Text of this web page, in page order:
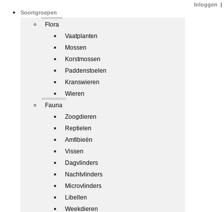
Soortgroepen
Flora
Vaatplanten
Mossen
Korstmossen
Paddenstoelen
Kranswieren
Wieren
Fauna
Zoogdieren
Reptielen
Amfibieën
Vissen
Dagvlinders
Nachtvlinders
Microvlinders
Libellen
Weekdieren
Inloggen |